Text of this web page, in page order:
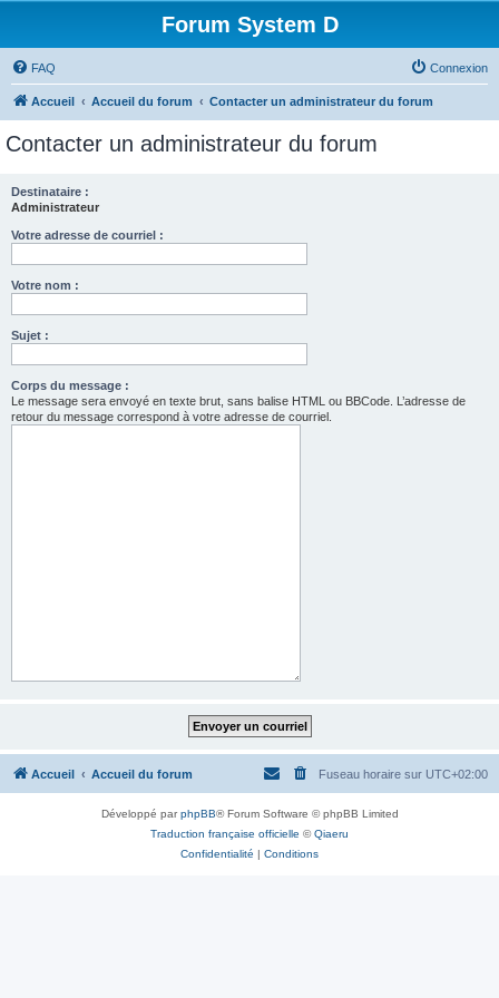
Forum System D
FAQ Connexion
Accueil Accueil du forum Contacter un administrateur du forum
Contacter un administrateur du forum
Destinataire :
Administrateur
Votre adresse de courriel :
Votre nom :
Sujet :
Corps du message :
Le message sera envoyé en texte brut, sans balise HTML ou BBCode. L’adresse de
retour du message correspond à votre adresse de courriel.
Accueil Accueil du forum Fuseau horaire sur UTC+02:00
Développé parphpBB® Forum Software © phpBB Limited
Traduction française officielle ©Qiaeru
Confidentialité | Conditions